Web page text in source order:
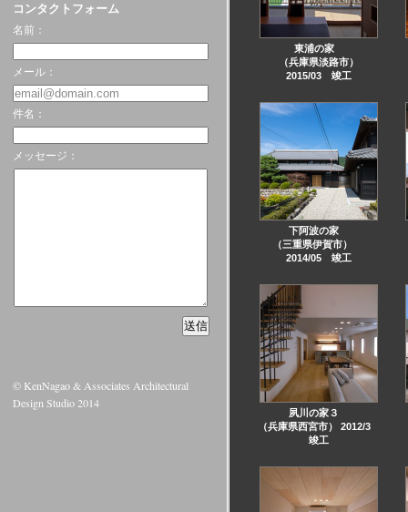
コンタクトフォーム
名前：
メール：
件名：
メッセージ：
東浦の家
（兵庫県淡路市）
2015/03 竣工
下阿波の家
（三重県伊賀市）
2014/05 竣工
夙川の家３
（兵庫県西宮市） 2012/3
竣工
© KenNagao & Associates Architectural
Design Studio 2014